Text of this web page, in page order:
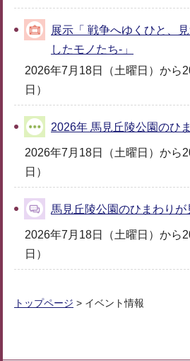
展示「 戦争へゆくひと、
したモノたち-」
2026年7月18日（土曜日）から
日）
2026年 馬見丘陵公園のひ
2026年7月18日（土曜日）から
日）
馬見丘陵公園のひまわりが
2026年7月18日（土曜日）から
日）
トップページ > イベント情報